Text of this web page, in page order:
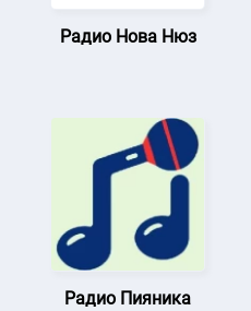
Радио Нова Нюз
Радио Пияника